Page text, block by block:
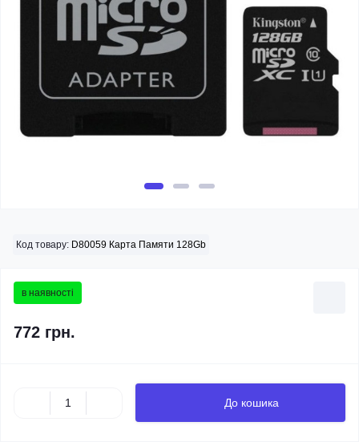
Код товару: D80059 Карта Памяти 128Gb
в наявності
772 грн.
До кошика